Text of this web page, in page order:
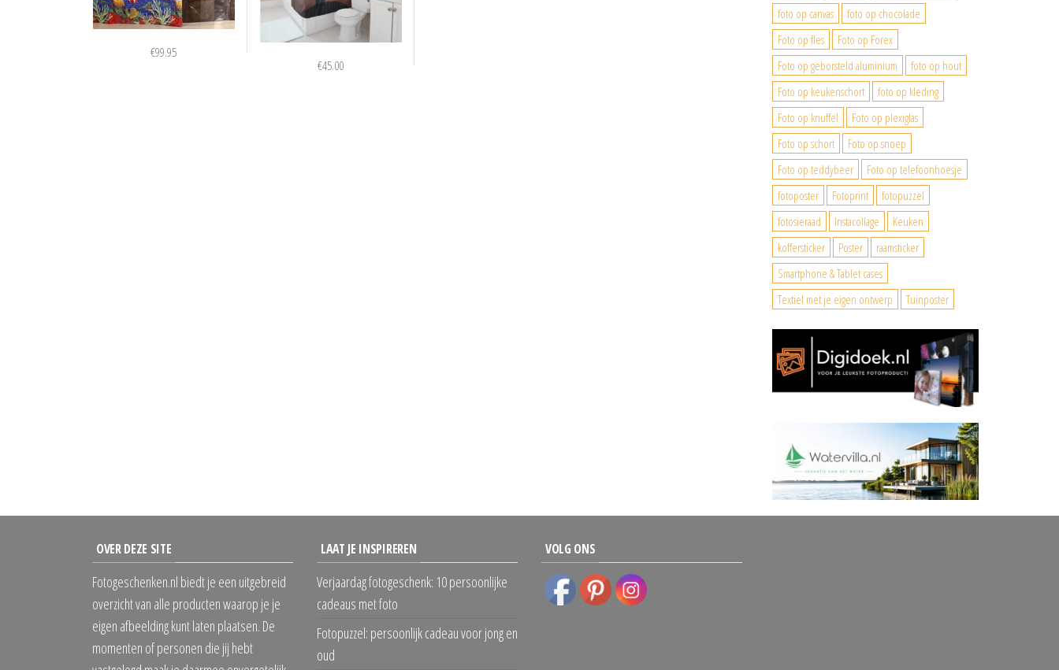
€99.95
€45.00
foto op canvas
foto op chocolade
Foto op fles
Foto op Forex
Foto op geborsteld aluminium
foto op hout
Foto op keukenschort
foto op kleding
Foto op knuffel
Foto op plexiglas
Foto op schort
Foto op snoep
Foto op teddybeer
Foto op telefoonhoesje
fotoposter
Fotoprint
fotopuzzel
fotosieraad
Instacollage
Keuken
koffersticker
Poster
raamsticker
Smartphone & Tablet cases
Textiel met je eigen ontwerp
Tuinposter
OVER DEZE SITE
Fotogeschenken.nl biedt je een uitgebreid
overzicht van alle producten waarop je je
eigen afbeelding kunt laten plaatsen. De
momenten of personen die jij hebt
LAAT JE INSPIREREN
Verjaardag fotogeschenk: 10 persoonlijke
cadeaus met foto
Fotopuzzel: persoonlijk cadeau voor jong en
oud
VOLG ONS